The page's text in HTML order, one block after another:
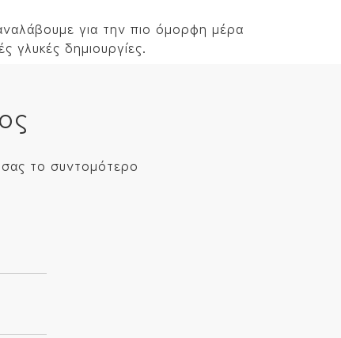
για την πιο όμορφη μέρα
γλυκές δημιουργίες.
το συντομότερο